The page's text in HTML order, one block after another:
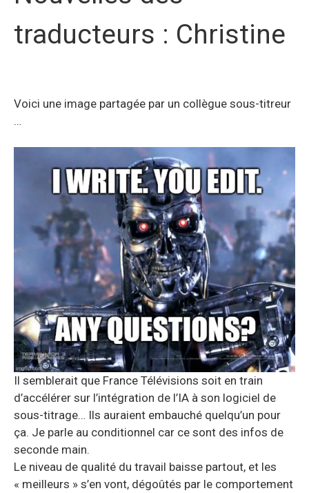
traducteurs : Christine
Voici une image partagée par un collègue sous-titreur
…
Il semblerait que France Télévisions soit en train
d’accélérer sur l’intégration de l’IA à son logiciel de
sous-titrage… Ils auraient embauché quelqu’un pour
ça. Je parle au conditionnel car ce sont des infos de
seconde main.
Le niveau de qualité du travail baisse partout, et les
« meilleurs » s’en vont, dégoûtés par le comportement